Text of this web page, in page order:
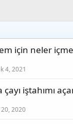
için neler
4, 2021
iştahımı
20, 2020